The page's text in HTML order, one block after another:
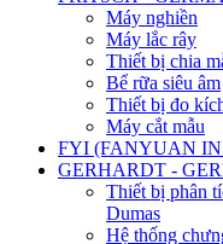
Máy nghiền
Máy lắc rây
Thiết bị chia
Bể rữa siêu âm
Thiết bị đo
Máy cắt mẫu
FYI (FANYUAN
GERHARDT -
Thiết bị phân
Dumas
Hệ thống